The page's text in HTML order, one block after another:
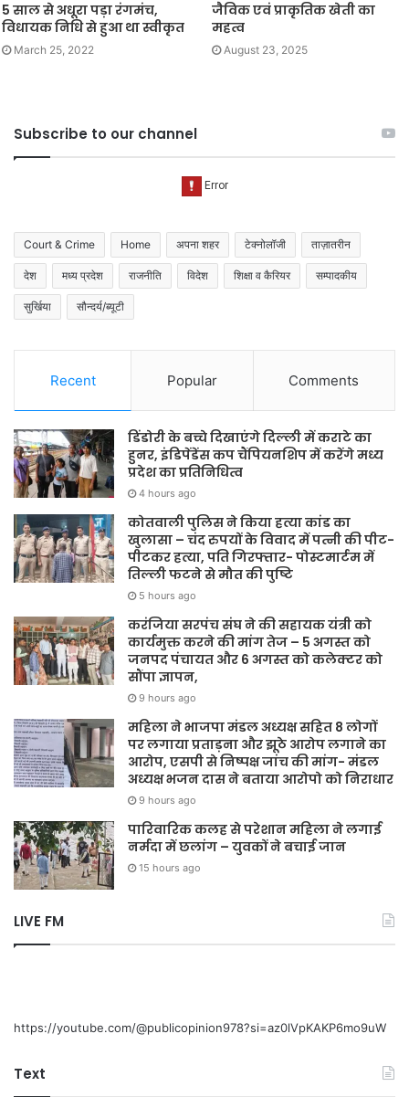
5 साल से अधूरा पड़ा रंगमंच,
विधायक निधि से हुआ था स्वीकृत
March 25, 2022
जैविक एवं प्राकृतिक खेती का
महत्व
August 23, 2025
Subscribe to our channel
Court & Crime Home अपना शहर टेक्नोलॉजी ताज़ातरीन
देश मध्य प्रदेश राजनीति विदेश शिक्षा व कैरियर सम्पादकीय
सुर्खिया सौन्दर्य/ब्यूटी
Recent Popular Comments
डिंडोरी के बच्चे दिखाएंगे दिल्ली में कराटे का
हुनर, इंडिपेंडेंस कप चैंपियनशिप में करेंगे मध्य
प्रदेश का प्रतिनिधित्व
4 hours ago
कोतवाली पुलिस ने किया हत्या कांड का
खुलासा – चंद रुपयों के विवाद में पत्नी की पीट-
पीटकर हत्या, पति गिरफ्तार- पोस्टमार्टम में
तिल्ली फटने से मौत की पुष्टि
5 hours ago
करंजिया सरपंच संघ ने की सहायक यंत्री को
कार्यमुक्त करने की मांग तेज – 5 अगस्त को
जनपद पंचायत और 6 अगस्त को कलेक्टर को
सौंपा ज्ञापन,
9 hours ago
महिला ने भाजपा मंडल अध्यक्ष सहित 8 लोगों
पर लगाया प्रताड़ना और झूठे आरोप लगाने का
आरोप, एसपी से निष्पक्ष जांच की मांग- मंडल
अध्यक्ष भजन दास ने बताया आरोपो को निराधार
9 hours ago
पारिवारिक कलह से परेशान महिला ने लगाई
नर्मदा में छलांग – युवकों ने बचाई जान
15 hours ago
LIVE FM
https://youtube.com/@publicopinion978?si=az0lVpKAKP6mo9uW
Text